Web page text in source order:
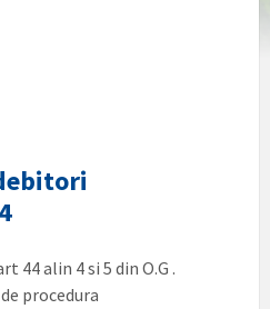
44 alin 4 si 5 din O.G .
procedura